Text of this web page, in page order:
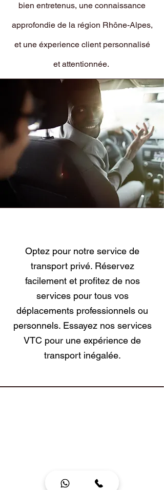
bien entretenus, une connaissance
approfondie de la région Rhône-Alpes,
et une éxperience client personnalisé
et attentionnée.
Optez pour notre service de
transport privé. Réservez
facilement et profitez de nos
services pour tous vos
déplacements professionnels ou
personnels. Essayez nos services
VTC pour une expérience de
transport inégalée.